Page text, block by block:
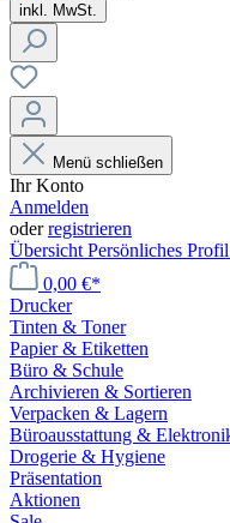
inkl. MwSt.
Menü schließen
Ihr Konto
Anmelden
oderregistrieren
Übersicht Persönliches Profil
0,00 €*
Drucker
Tinten & Toner
Papier & Etiketten
Büro & Schule
Archivieren & Sortieren
Verpacken & Lagern
Büroausstattung &
Drogerie & Hygiene
Präsentation
Aktionen